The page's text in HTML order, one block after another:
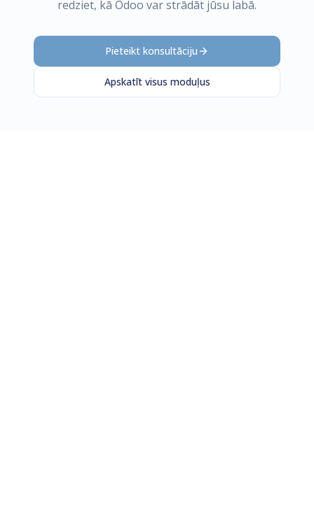
redziet, kā Odoo var strādāt jūsu labā.
Pieteikt konsultāciju
Apskatīt visus moduļus